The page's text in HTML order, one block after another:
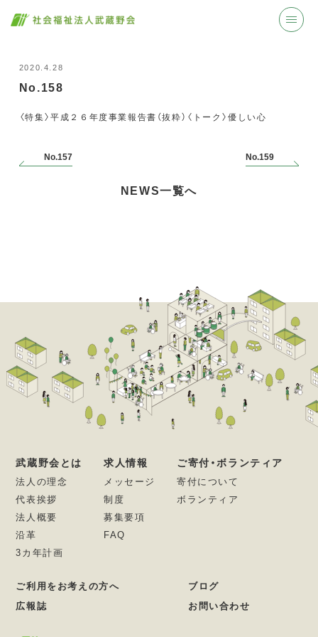
2020.4.28
No.158
〈特集〉平成２６年度事業報告書（抜粋）〈トーク〉優しい心
No.157 No.159
NEWS一覧へ
武蔵野会とは
法人の理念
代表挨拶
法人概要
沿革
3カ年計画
求人情報
メッセージ
制度
募集要項
FAQ
ご寄付・ボランティア
寄付について
ボランティア
ご利用をお考えの方へ
ブログ
広報誌
お問い合わせ